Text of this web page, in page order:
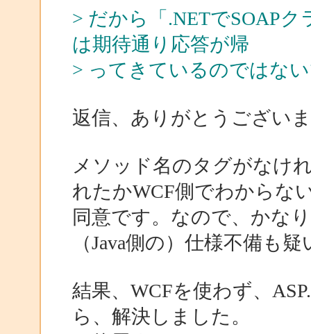
> だから「.NETでSOAP
は期待通り応答が帰
> ってきているのではな
返信、ありがとうござい
メソッド名のタグがなけ
れたかWCF側でわからな
同意です。なので、かな
（Java側の）仕様不備も
結果、WCFを使わず、
ら、解決しました。